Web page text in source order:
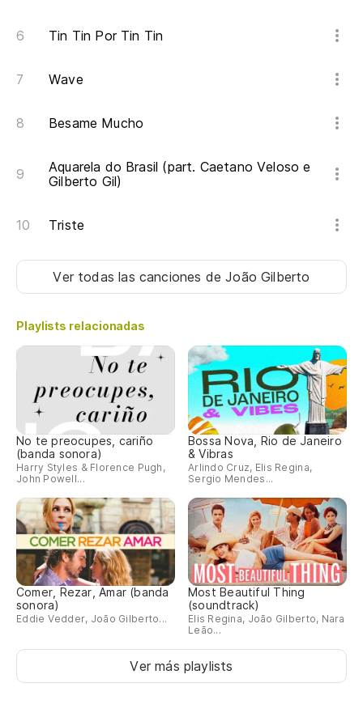
Tin Tin Por Tin Tin
Wave
Besame Mucho
Aquarela do Brasil (part. Caetano Veloso e
Gilberto Gil)
Triste
Ver todas las canciones de João Gilberto
Playlists relacionadas
No te preocupes, cariño
(banda sonora)
Harry Styles & Florence Pugh,
John Powell...
Bossa Nova, Rio de Janeiro
& Vibras
Arlindo Cruz, Elis Regina,
Sergio Mendes...
Comer, Rezar, Amar (banda
sonora)
Eddie Vedder, João Gilberto...
Most Beautiful Thing
(soundtrack)
Elis Regina, João Gilberto, Nara
Leão...
Ver más playlists